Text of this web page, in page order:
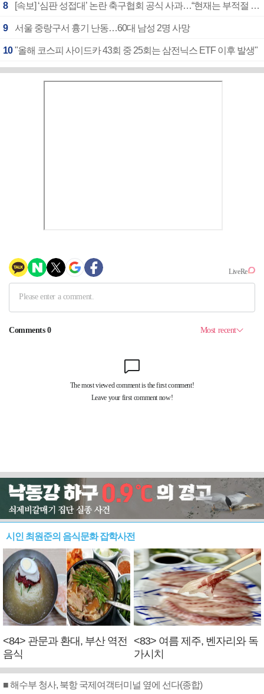
8 [속보] ‘심판 성접대’ 논란 축구협회 공식 사과…“현재는 부적절 행위 없어”
9 서울 중랑구서 흉기 난동…60대 남성 2명 사망
10 "올해 코스피 사이드카 43회 중 25회는 삼전닉스 ETF 이후 발생"
시인 최원준의 음식문화 잡학사전
<84> 관문과 환대, 부산 역전
음식
<83> 여름 제주, 벤자리와 독
가시치
■ 해수부 청사, 북항 국제여객터미널 옆에 선다(종합)